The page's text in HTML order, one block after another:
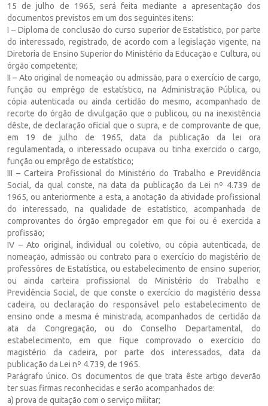
15 de julho de 1965, será feita mediante a apresentação dos
documentos previstos em um dos seguintes itens:
I – Diploma de conclusão do curso superior de Estatístico, por parte
do interessado, registrado, de acordo com a legislação vigente, na
Diretoria de Ensino Superior do Ministério da Educação e Cultura, ou
órgão competente;
II – Ato original de nomeação ou admissão, para o exercício de cargo,
função ou emprêgo de estatístico, na Administração Pública, ou
cópia autenticada ou ainda certidão do mesmo, acompanhado de
recorte do órgão de divulgação que o publicou, ou na inexistência
dêste, de declaração oficial que o supra, e de comprovante de que,
em 19 de julho de 1965, data da publicação da lei ora
regulamentada, o interessado ocupava ou tinha exercido o cargo,
função ou emprêgo de estatístico;
III – Carteira Profissional do Ministério do Trabalho e Previdência
Social, da qual conste, na data da publicação da Lei nº 4.739 de
1965, ou anteriormente a esta, a anotação da atividade profissional
do interessado, na qualidade de estatístico, acompanhada de
comprovantes do órgão empregador em que foi ou é exercida a
profissão;
IV – Ato original, individual ou coletivo, ou cópia autenticada, de
nomeação, admissão ou contrato para o exercício do magistério de
professôres de Estatística, ou estabelecimento de ensino superior,
ou ainda carteira profissional do Ministério do Trabalho e
Previdência Social, de que conste o exercício do magistério dessa
cadeira, ou declaração do responsável pelo estabelecimento de
ensino onde a mesma é ministrada, acompanhados de certidão da
ata da Congregação, ou do Conselho Departamental, do
estabelecimento, em que fique comprovado o exercício do
magistério da cadeira, por parte dos interessados, data da
publicação da Lei nº 4.739, de 1965.
Parágrafo único. Os documentos de que trata êste artigo deverão
ter suas firmas reconhecidas e serão acompanhados de:
a) prova de quitação com o serviço militar;